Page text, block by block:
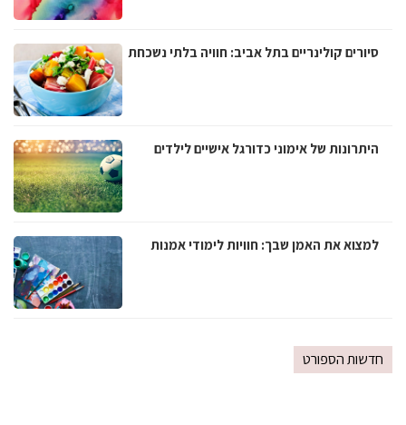
סיורים קולינריים בתל אביב: חוויה בלתי נשכחת
היתרונות של אימוני כדורגל אישיים לילדים
למצוא את האמן שבך: חוויות לימודי אמנות
חדשות הספורט